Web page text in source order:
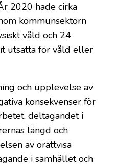
2020 hade cirka
kommunsektorn
våld och 24
utsatta för våld eller
och upplevelse av
konsekvenser för
deltagandet i
längd och
av orättvisa
i samhället och